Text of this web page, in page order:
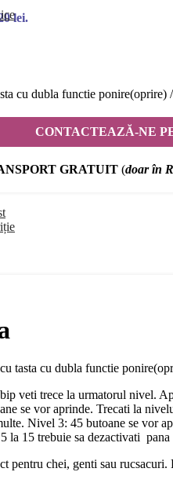
lei.
cu dubla functie
CONTACTEAZĂ-NE
GRATUIT (doar în
tasta cu dubla functie
veti trece la urmatorul nivel.
se vor aprinde. Trecati la
Nivel 3: 45 butoane se vor
la 15 trebuie sa dezactivati pana
pentru chei, genti sau